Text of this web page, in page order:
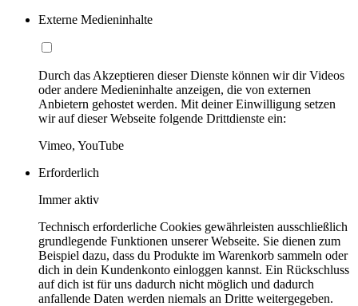
Externe Medieninhalte
Durch das Akzeptieren dieser Dienste können wir dir Videos
oder andere Medieninhalte anzeigen, die von externen
Anbietern gehostet werden. Mit deiner Einwilligung setzen
wir auf dieser Webseite folgende Drittdienste ein:
Vimeo, YouTube
Erforderlich
Immer aktiv
Technisch erforderliche Cookies gewährleisten ausschließlich
grundlegende Funktionen unserer Webseite. Sie dienen zum
Beispiel dazu, dass du Produkte im Warenkorb sammeln oder
dich in dein Kundenkonto einloggen kannst. Ein Rückschluss
auf dich ist für uns dadurch nicht möglich und dadurch
anfallende Daten werden niemals an Dritte weitergegeben.